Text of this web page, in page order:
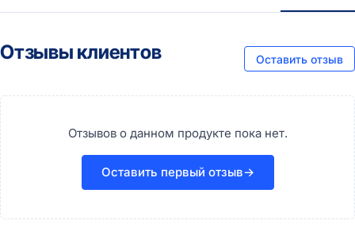
Отзывы клиентов Оставить отзыв
Отзывов о данном продукте пока нет.
Оставить первый отзыв→